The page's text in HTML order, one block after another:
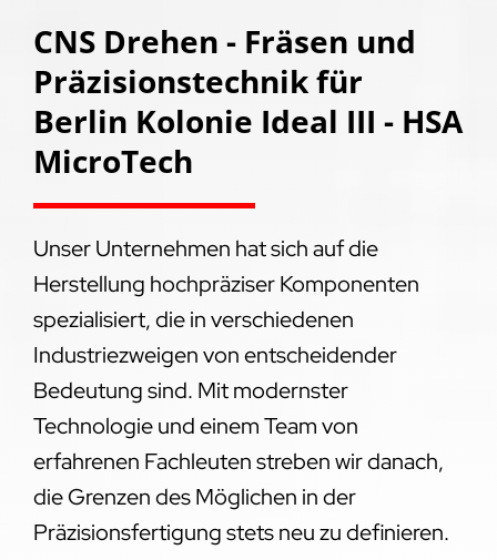
CNS Drehen - Fräsen und
Präzisionstechnik für
Berlin Kolonie Ideal III - HSA
MicroTech
Unser Unternehmen hat sich auf die
Herstellung hochpräziser Komponenten
spezialisiert, die in verschiedenen
Industriezweigen von entscheidender
Bedeutung sind. Mit modernster
Technologie und einem Team von
erfahrenen Fachleuten streben wir danach,
die Grenzen des Möglichen in der
Präzisionsfertigung stets neu zu definieren.